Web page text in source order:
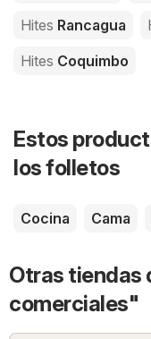
Hites Rancagua
Hites Coquimbo
Estos
los folletos
Cocina Cama
Otras tiendas
comerciales"